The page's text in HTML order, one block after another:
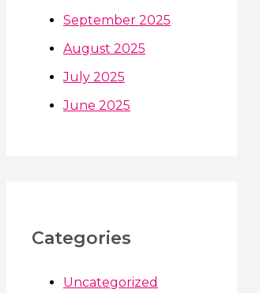
September 2025
August 2025
July 2025
June 2025
Categories
Uncategorized